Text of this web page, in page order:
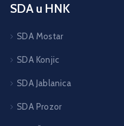
SDA u HNK
SDA Mostar
SDA Konjic
SDA Jablanica
SDA Prozor